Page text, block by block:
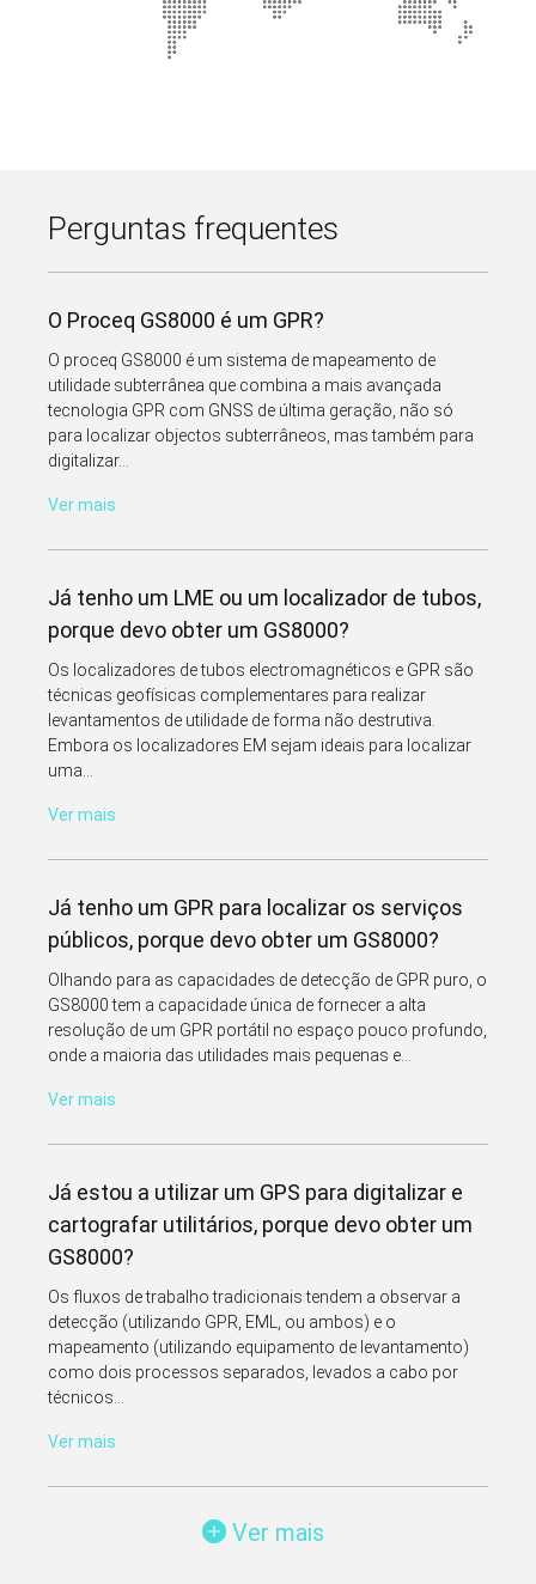
Perguntas frequentes
O Proceq GS8000 é um GPR?
O proceq GS8000 é um sistema de mapeamento de
utilidade subterrânea que combina a mais avançada
tecnologia GPR com GNSS de última geração, não só
para localizar objectos subterrâneos, mas também para
digitalizar...
Ver mais
Já tenho um LME ou um localizador de tubos,
porque devo obter um GS8000?
Os localizadores de tubos electromagnéticos e GPR são
técnicas geofísicas complementares para realizar
levantamentos de utilidade de forma não destrutiva.
Embora os localizadores EM sejam ideais para localizar
uma...
Ver mais
Já tenho um GPR para localizar os serviços
públicos, porque devo obter um GS8000?
Olhando para as capacidades de detecção de GPR puro, o
GS8000 tem a capacidade única de fornecer a alta
resolução de um GPR portátil no espaço pouco profundo,
onde a maioria das utilidades mais pequenas e...
Ver mais
Já estou a utilizar um GPS para digitalizar e
cartografar utilitários, porque devo obter um
GS8000?
Os fluxos de trabalho tradicionais tendem a observar a
detecção (utilizando GPR, EML, ou ambos) e o
mapeamento (utilizando equipamento de levantamento)
como dois processos separados, levados a cabo por
técnicos...
Ver mais
Ver mais